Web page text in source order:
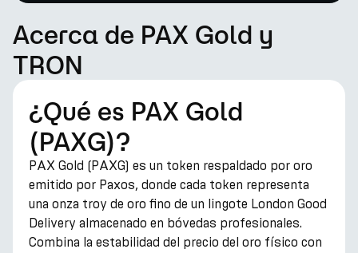
Acerca de PAX Gold y
TRON
¿Qué es PAX Gold
(PAXG)?
PAX Gold (PAXG) es un token respaldado por oro
emitido por Paxos, donde cada token representa
una onza troy de oro fino de un lingote London Good
Delivery almacenado en bóvedas profesionales.
Combina la estabilidad del precio del oro físico con